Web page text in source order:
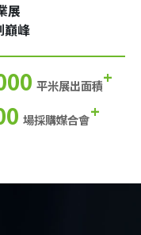
展
巔峰
平米展出面積+
場採購媒合會+